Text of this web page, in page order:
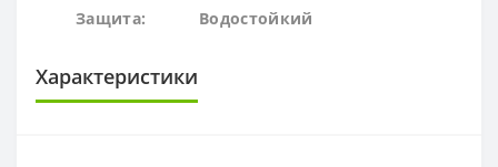
Защита: Водостойкий
Характеристики